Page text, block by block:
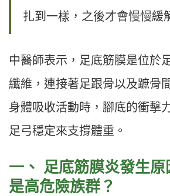
扎到一樣，之後才會慢慢緩
中醫師表示，足底筋膜是位於
纖維，連接著足跟骨以及蹠骨
身體吸收活動時，腳底的衝擊
足弓穩定來支撐體重。
一、 足底筋膜炎發生
是高危險族群？